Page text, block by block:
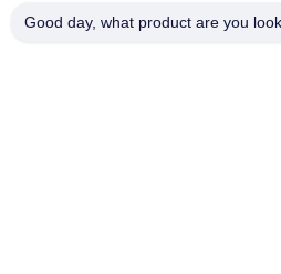
Good day, what product are you